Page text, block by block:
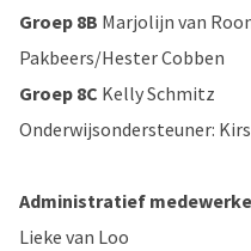
Groep 8B Marjolijn van
Pakbeers/Hester Cobben
Groep 8C Kelly Schmitz
Onderwijsondersteuner:
Administratief
Lieke van Loo